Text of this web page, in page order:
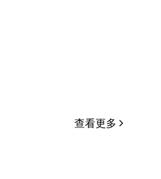
查看更多